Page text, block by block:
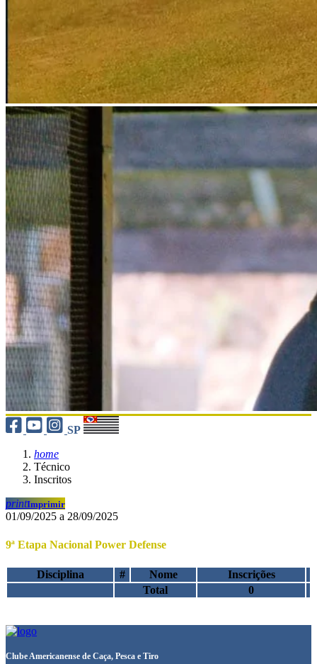
SP
home
Técnico
Inscritos
printImprimir
01/09/2025 a 28/09/2025
9ª Etapa Nacional Power Defense
Disciplina # Nome
Inscrições
Total
0
Clube Americanense de Caça, Pesca e Tiro